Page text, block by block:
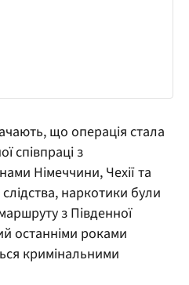
що операція стала
співпраці з
Німеччини, Чехії та
наркотики були
з Південної
останніми роками
кримінальними